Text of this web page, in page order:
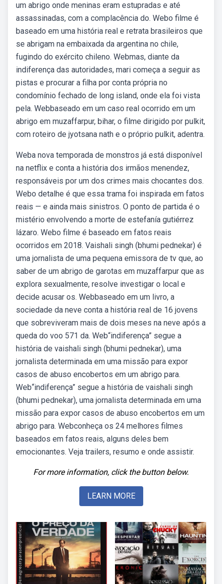
um abrigo onde meninas eram estupradas e até
assassinadas, com a complacência do. Webo filme é
baseado em uma história real e retrata brasileiros que
se abrigam na embaixada da argentina no chile,
fugindo do exército chileno. Webmas, diante da
indiferença das autoridades, mari começa a seguir as
pistas e procurar a filha por conta própria no
condomínio fechado de long island, onde ela foi vista
pela. Webbaseado em um caso real ocorrido em um
abrigo em muzaffarpur, bihar, o filme dirigido por pulkit,
com roteiro de jyotsana nath e o próprio pulkit, adentra.
Weba nova temporada de monstros já está disponível
na netflix e conta a história dos irmãos menendez,
responsáveis por um dos crimes mais chocantes dos.
Webo detalhe é que essa trama foi inspirada em fatos
reais — e ainda mais sinistros. O ponto de partida é o
mistério envolvendo a morte de estefanía gutiérrez
lázaro. Webo filme é baseado em fatos reais
ocorridos em 2018. Vaishali singh (bhumi pednekar) é
uma jornalista de uma pequena emissora de tv que, ao
saber de um abrigo de garotas em muzaffarpur que as
explora sexualmente, resolve investigar o local e
decide acusar os. Webbaseado em um livro, a
sociedade da neve conta a história real de 16 jovens
que sobreviveram mais de dois meses na neve após a
queda do voo 571 da. Web“indiferença” segue a
história de vaishali singh (bhumi pednekar), uma
jornalista determinada em uma missão para expor
casos de abuso encobertos em um abrigo para.
Web“indiferença” segue a história de vaishali singh
(bhumi pednekar), uma jornalista determinada em uma
missão para expor casos de abuso encobertos em um
abrigo para. Webconheça os 24 melhores filmes
baseados em fatos reais, alguns deles bem
emocionantes. Veja trailers, resumo e onde assistir.
For more information, click the button below.
LEARN MORE